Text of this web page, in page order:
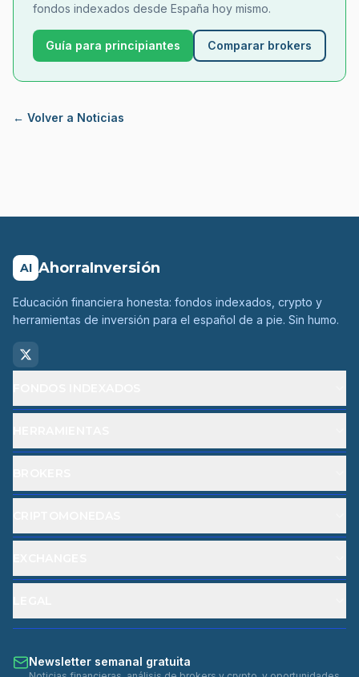
fondos indexados desde España hoy mismo.
Guía para principiantes Comparar brokers
← Volver a Noticias
AI AhorraInversión
Educación financiera honesta: fondos indexados, crypto y
herramientas de inversión para el español de a pie. Sin humo.
Newsletter semanal gratuita